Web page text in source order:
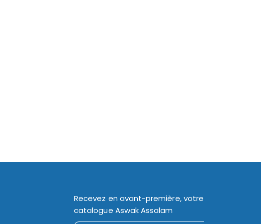
Recevez en avant-première, votre
catalogue Aswak Assalam